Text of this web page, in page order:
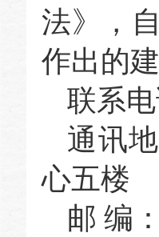
法》，
作出的
联系电
通讯
心五楼
邮 编：